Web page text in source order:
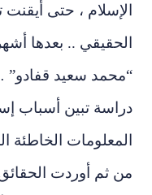
الإسلام ، حتى أيقنت
الحقيقي .. بعدها
“محمد سعيد
دراسة تبين أسباب
المعلومات الخاطئة
من ثم أوردت الحقائق